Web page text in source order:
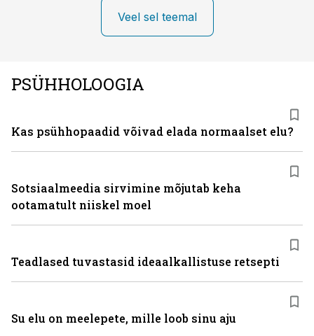
Veel sel teemal
PSÜHHOLOOGIA
Kas psühhopaadid võivad elada normaalset elu?
Sotsiaalmeedia sirvimine mõjutab keha
ootamatult niiskel moel
Teadlased tuvastasid ideaalkallistuse retsepti
Su elu on meelepete, mille loob sinu aju